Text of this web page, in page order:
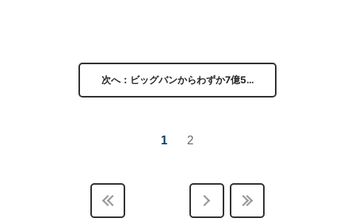
次へ：ビッグバンからわずか7億5…
1 2